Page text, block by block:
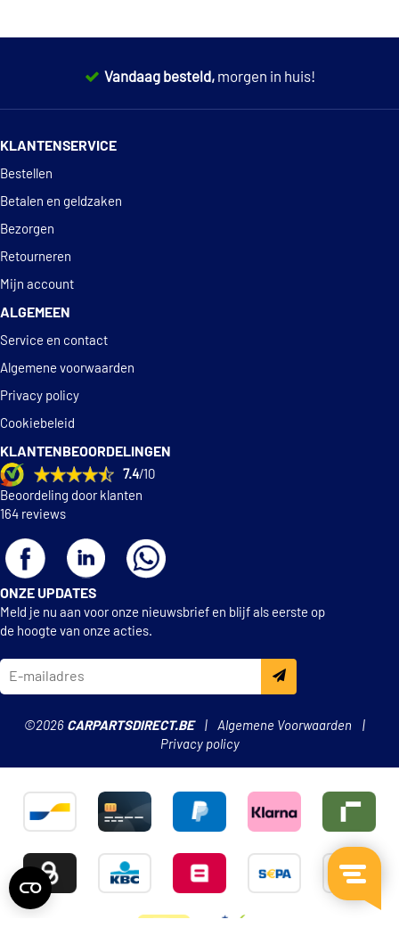
Vandaag besteld, morgen in huis!
KLANTENSERVICE
Bestellen
Betalen en geldzaken
Bezorgen
Retourneren
Mijn account
ALGEMEEN
Service en contact
Algemene voorwaarden
Privacy policy
Cookiebeleid
KLANTENBEOORDELINGEN
7.4/10
Beoordeling door klanten
164 reviews
ONZE UPDATES
Meld je nu aan voor onze nieuwsbrief en blijf als eerste op
de hoogte van onze acties.
©2026 CARPARTSDIRECT.BE
Algemene Voorwaarden
Privacy policy